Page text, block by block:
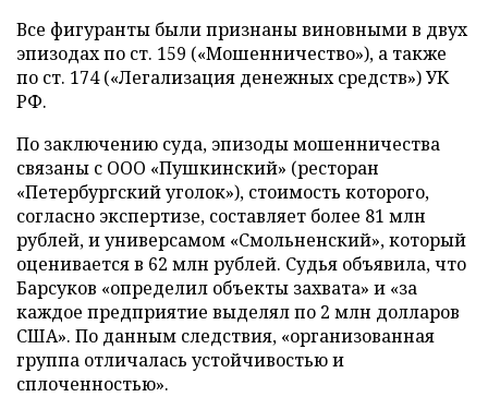
Все фигуранты были признаны виновными в двух
эпизодах по ст. 159 («Мошенничество»), а также
по ст. 174 («Легализация денежных средств») УК
РФ.
По заключению суда, эпизоды мошенничества
связаны с ООО «Пушкинский» (ресторан
«Петербургский уголок»), стоимость которого,
согласно экспертизе, составляет более 81 млн
рублей, и универсамом «Смольненский», который
оценивается в 62 млн рублей. Судья объявила, что
Барсуков «определил объекты захвата» и «за
каждое предприятие выделял по 2 млн долларов
США». По данным следствия, «организованная
группа отличалась устойчивостью и
сплоченностью».